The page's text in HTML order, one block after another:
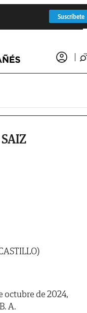
Suscríbete
octubre de 2024,
A.